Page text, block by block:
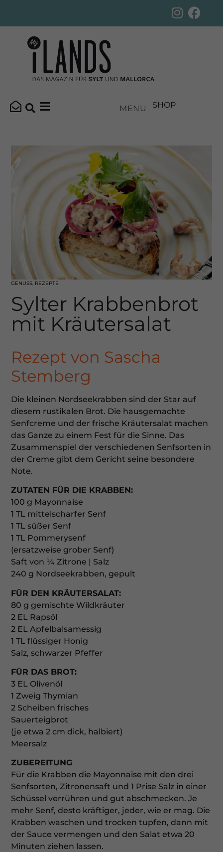
MENU SHOP
GENUSS, REZEPTE
Sylter Krabbenbrot
mit Kräutersalat
Rezept von Sascha
Stemberg
Die kleinen Nordseekrabben sind der Star auf
diesem rustikalen Brot. Die hausgemachte
Senfcreme und der frische Kräutersalat machen
das Ganze zu einem Fest für die Sinne. Das
Zusammenspiel der verschiedenen Senfsorten in
der Creme gibt dem Gericht seine besondere
Note.
ZUTATEN FÜR DIE KRABBEN:
100 g Mayonnaise
1 TL mittelscharfer Senf
1 TL süßer Senf
1 TL Pommerysenf
(ersatzweise grober Senf)
Saft von ¼ Zitrone | Salz
240 g Nordseekrabben, gepult
FÜR DEN KRÄUTERSALAT:
80 g gemischte Wildkräuter
2 EL Rapsöl
2 EL Apfelbalsamessig
1 TL flüssiger Honig
Salz, schwarzer Pfeffer
FÜR DAS BROT:
3 EL Olivenöl
1 Zweig Thymian
2 Scheiben frisches
Sauerteigbrot
(je etwa 2 cm dick, halbiert)
Meersalz
ZUBEREITUNG
Für die Krabben die Mayonnaise mit den drei
Senfsorten, Zitronensaft und 1 Prise Salz in einer
Schüssel verrühren und gut abschmecken. Je
mehr Senf, desto kräftiger, jeder, wie er mag. Die
Krabben waschen und trocken tupfen, dann mit
der Sauce vermengen und den Salat etwa 20
Minuten ziehen lassen.